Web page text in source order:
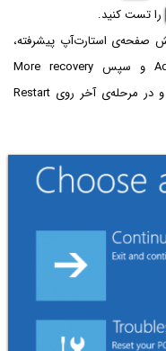
را تست کنید.
استارت‌آپ پیشرفته،
Troubleshoot و سپس Advanced options و سپس More recovery
options و Startup settings را انتخاب کنید و در مرحله‌ی آخر روی Restart